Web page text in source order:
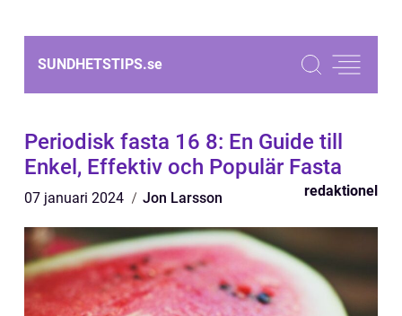
SUNDHETSTIPS.se
Periodisk fasta 16 8: En Guide till
Enkel, Effektiv och Populär Fasta
07 januari 2024 Jon Larsson redaktionel